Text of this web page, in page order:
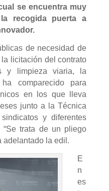
se encuentra muy
recogida puerta a
de necesidad de
licitación del contrato
y limpieza viaria, la
comparecido para
en los que lleva
junto a la Técnica
y diferentes
“Se trata de un pliego
adelantado la edil.
E
n
es